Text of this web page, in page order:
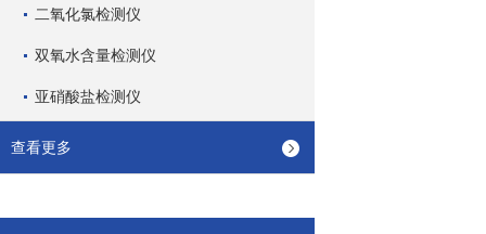
二氧化氯检测仪
双氧水含量检测仪
亚硝酸盐检测仪
查看更多